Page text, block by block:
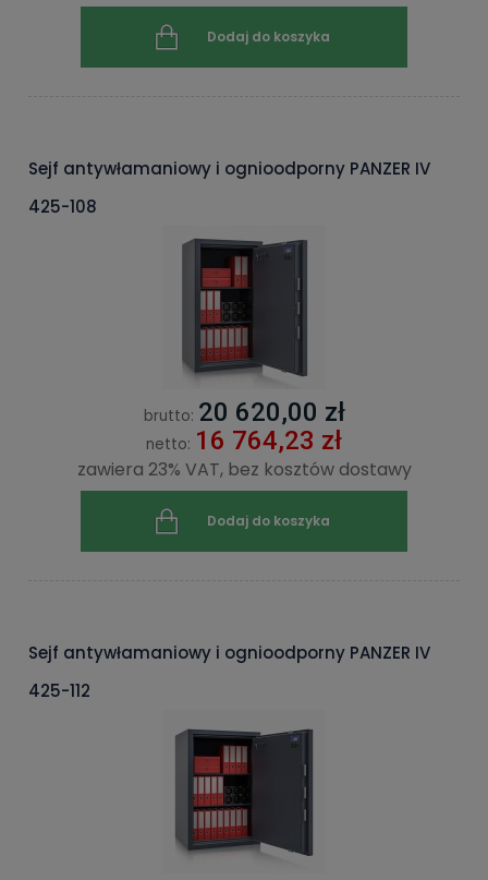
Dodaj do koszyka
Sejf antywłamaniowy i ognioodporny PANZER IV
425-108
brutto: 20 620,00 zł
netto: 16 764,23 zł
zawiera 23% VAT, bez kosztów dostawy
Dodaj do koszyka
Sejf antywłamaniowy i ognioodporny PANZER IV
425-112